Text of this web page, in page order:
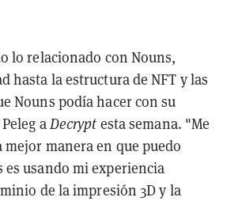
lo relacionado con Nouns,
hasta la estructura de NFT y las
Nouns podía hacer con su
aDecrypt esta semana. "Me
mejor manera en que puedo
usando mi experiencia
de la impresión 3D y la